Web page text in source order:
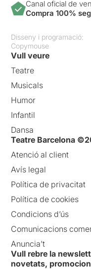
Canal oficial de
Compra 100%
Disseny i programació:
Copymouse
Vull veure
Teatre
Musicals
Humor
Infantil
Dansa
Teatre Barcelona
Atenció al client
Avís legal
Política de privacitat
Política de cookies
Condicions d’ús
Comunicacions
Anuncia’t
Vull rebre la
novetats,